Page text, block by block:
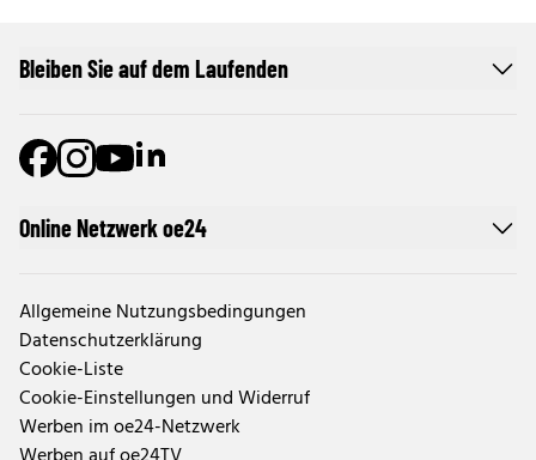
Online Netzwerk oe24
Allgemeine Nutzungsbedingungen
Datenschutzerklärung
Cookie-Liste
Cookie-Einstellungen und Widerruf
Werben im oe24-Netzwerk
Bleiben Sie auf dem Laufenden